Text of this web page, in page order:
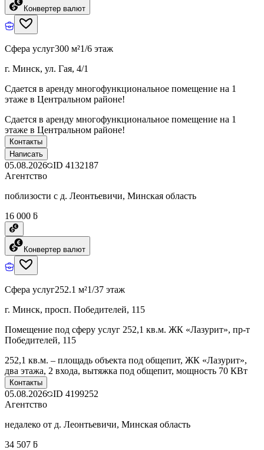
Конвертер валют
Сфера услуг300 м²1/6 этаж
г. Минск, ул. Гая, 4/1
Сдается в аренду многофункциональное помещение на 1
этаже в Центральном районе!
Сдается в аренду многофункциональное помещение на 1
этаже в Центральном районе!
Контакты
Написать
05.08.2026 ID 4132187
Агентство
поблизости с д. Леонтьевичи, Минская область
16 000 ƃ
Конвертер валют
Сфера услуг252.1 м²1/37 этаж
г. Минск, просп. Победителей, 115
Помещение под сферу услуг 252,1 кв.м. ЖК «Лазурит», пр-т
Победителей, 115
252,1 кв.м. – площадь объекта под общепит, ЖК «Лазурит»,
два этажа, 2 входа, вытяжка под общепит, мощность 70 КВт
Контакты
05.08.2026 ID 4199252
Агентство
недалеко от д. Леонтьевичи, Минская область
34 507 ƃ